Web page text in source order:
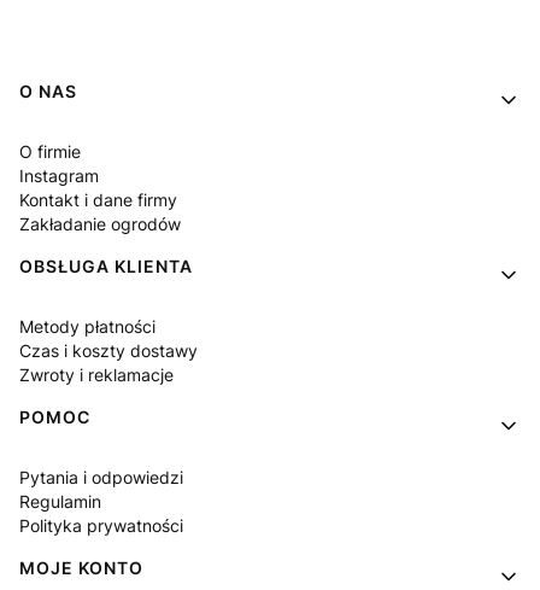
Linki w stopce
O NAS
O firmie
Instagram
Kontakt i dane firmy
Zakładanie ogrodów
OBSŁUGA KLIENTA
Metody płatności
Czas i koszty dostawy
Zwroty i reklamacje
POMOC
Pytania i odpowiedzi
Regulamin
Polityka prywatności
MOJE KONTO